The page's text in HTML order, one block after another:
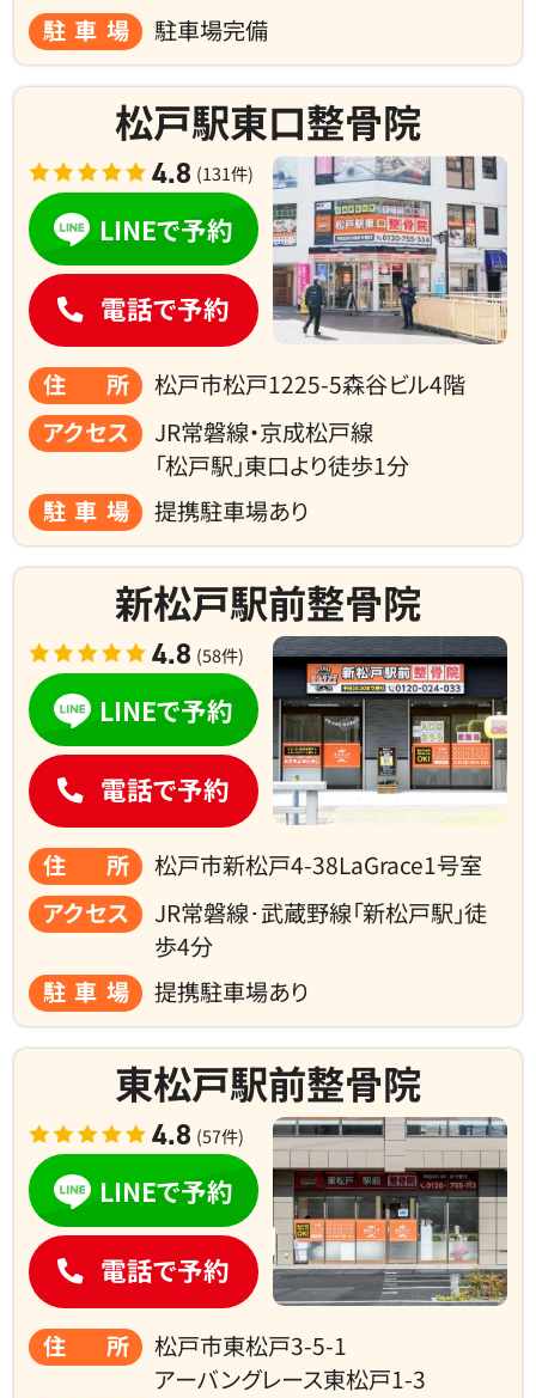
駐車場
駐車場完備
松戸駅東口整骨院
4.8 (131件)
住所
松戸市松戸1225-5森谷ビル4階
アクセス
JR常磐線・京成松戸線
「松戸駅」東口より徒歩1分
駐車場
提携駐車場あり
LINEで予約
電話で予約
新松戸駅前整骨院
4.8 (58件)
住所
松戸市新松戸4-38LaGrace1号室
アクセス
JR常磐線･武蔵野線「新松戸駅」徒
歩4分
駐車場
提携駐車場あり
LINEで予約
電話で予約
東松戸駅前整骨院
4.8 (57件)
住所
松戸市東松戸3-5-1
アーバングレース東松戸1-3
LINEで予約
電話で予約